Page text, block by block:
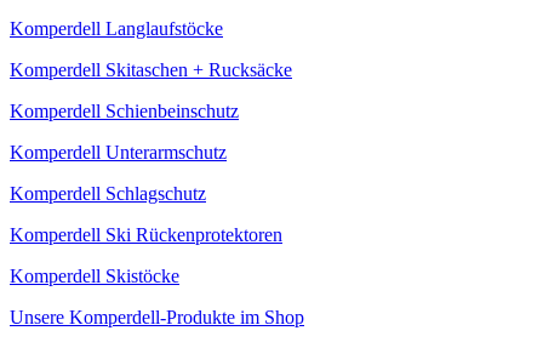
Komperdell Langlaufstöcke
Komperdell Skitaschen + Rucksäcke
Komperdell Schienbeinschutz
Komperdell Unterarmschutz
Komperdell Schlagschutz
Komperdell Ski Rückenprotektoren
Komperdell Skistöcke
Unsere Komperdell-Produkte im Shop